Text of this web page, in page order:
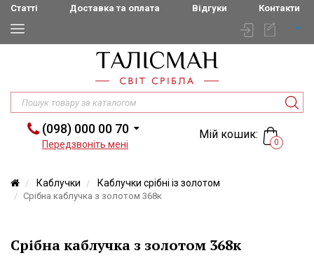
Статті Доставка та оплата Відгуки Контакти
(098) 000 00 70
Передзвоніть мені
Мій кошик:
0
Каблучки Каблучки срібні із золотом
Срібна каблучка з золотом 368к
Срібна каблучка з золотом 368к